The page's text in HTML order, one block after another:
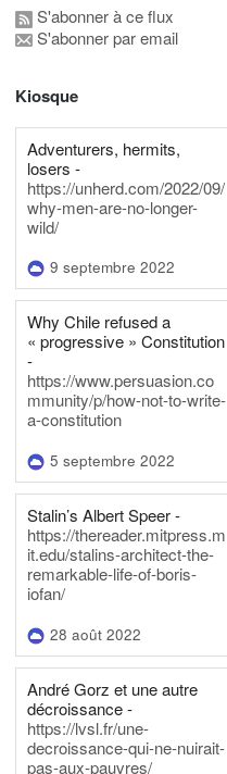
S'abonner à ce flux
S'abonner par email
Kiosque
Adventurers, hermits,
losers -
https://unherd.com/2022/09/
why-men-are-no-longer-
wild/
9 septembre 2022
Why Chile refused a
« progressive » Constitution
-
https://www.persuasion.co
mmunity/p/how-not-to-write-
a-constitution
5 septembre 2022
Stalin’s Albert Speer -
https://thereader.mitpress.m
it.edu/stalins-architect-the-
remarkable-life-of-boris-
iofan/
28 août 2022
André Gorz et une autre
décroissance -
https://lvsl.fr/une-
decroissance-qui-ne-nuirait-
pas-aux-pauvres/